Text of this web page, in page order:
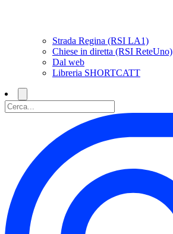
Strada Regina (RSI LA1)
Chiese in diretta (RSI ReteUno)
Dal web
Libreria SHORTCATT